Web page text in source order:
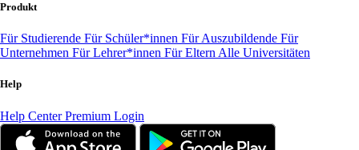
Produkt
Für Studierende Für Schüler*innen Für Auszubildende Für
Unternehmen Für Lehrer*innen Für Eltern Alle Universitäten
Help
Help CenterPremium Login